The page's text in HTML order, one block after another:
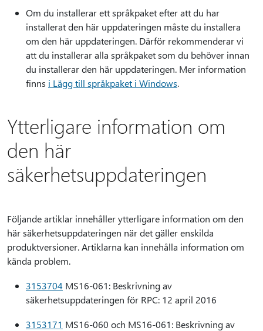
Om du installerar ett språkpaket efter att du har
installerat den här uppdateringen måste du installera
om den här uppdateringen. Därför rekommenderar vi
att du installerar alla språkpaket som du behöver innan
du installerar den här uppdateringen. Mer information
finns i Lägg till språkpaket i Windows.
Ytterligare information om
den här
säkerhetsuppdateringen
Följande artiklar innehåller ytterligare information om den
här säkerhetsuppdateringen när det gäller enskilda
produktversioner. Artiklarna kan innehålla information om
kända problem.
3153704 MS16-061: Beskrivning av
säkerhetsuppdateringen för RPC: 12 april 2016
3153171 MS16-060 och MS16-061: Beskrivning av